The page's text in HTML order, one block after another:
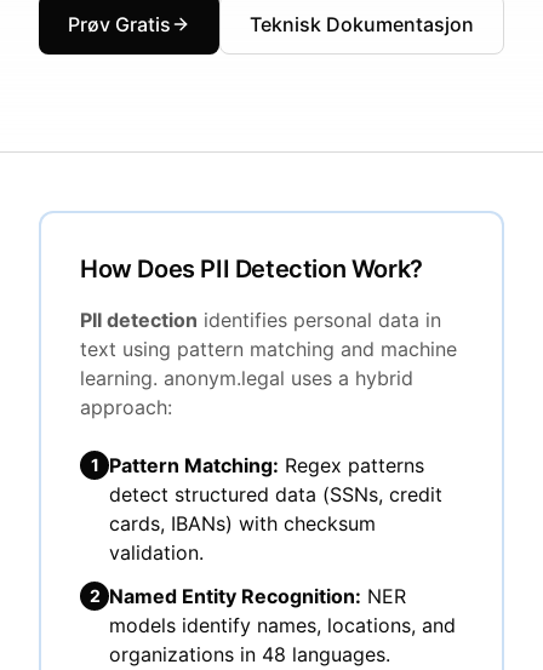
Prøv Gratis Teknisk Dokumentasjon
How Does PII Detection Work?
PII detection identifies personal data in
text using pattern matching and machine
learning. anonym.legal uses a hybrid
approach:
1 Pattern Matching: Regex patterns
detect structured data (SSNs, credit
cards, IBANs) with checksum
validation.
2 Named Entity Recognition: NER
models identify names, locations, and
organizations in 48 languages.